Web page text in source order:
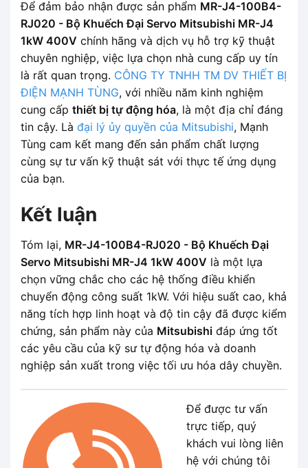
Để đảm bảo nhận được sản phẩm MR-J4-100B4-
RJ020 - Bộ Khuếch Đại Servo Mitsubishi MR-J4
1kW 400V chính hãng và dịch vụ hỗ trợ kỹ thuật
chuyên nghiệp, việc lựa chọn nhà cung cấp uy tín
là rất quan trọng. CÔNG TY TNHH TM DV THIẾT BỊ
ĐIỆN MẠNH TÙNG, với nhiều năm kinh nghiệm
cung cấp thiết bị tự động hóa, là một địa chỉ đáng
tin cậy. Là đại lý ủy quyền của Mitsubishi, Mạnh
Tùng cam kết mang đến sản phẩm chất lượng
cùng sự tư vấn kỹ thuật sát với thực tế ứng dụng
của bạn.
Kết luận
Tóm lại, MR-J4-100B4-RJ020 - Bộ Khuếch Đại
Servo Mitsubishi MR-J4 1kW 400V là một lựa
chọn vững chắc cho các hệ thống điều khiển
chuyển động công suất 1kW. Với hiệu suất cao, khả
năng tích hợp linh hoạt và độ tin cậy đã được kiểm
chứng, sản phẩm này của Mitsubishi đáp ứng tốt
các yêu cầu của kỹ sư tự động hóa và doanh
nghiệp sản xuất trong việc tối ưu hóa dây chuyền.
Để được tư vấn
trực tiếp, quý
khách vui lòng liên
hệ với chúng tôi